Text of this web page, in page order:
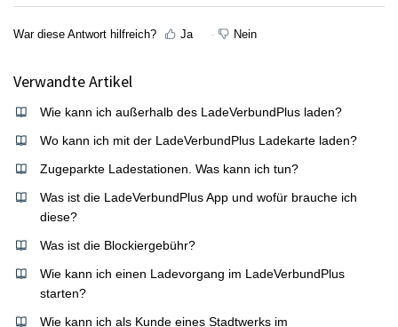
War diese Antwort hilfreich? Ja Nein
Verwandte Artikel
Wie kann ich außerhalb des LadeVerbundPlus laden?
Wo kann ich mit der LadeVerbundPlus Ladekarte laden?
Zugeparkte Ladestationen. Was kann ich tun?
Was ist die LadeVerbundPlus App und wofür brauche ich
diese?
Was ist die Blockiergebühr?
Wie kann ich einen Ladevorgang im LadeVerbundPlus
starten?
Wie kann ich als Kunde eines Stadtwerks im